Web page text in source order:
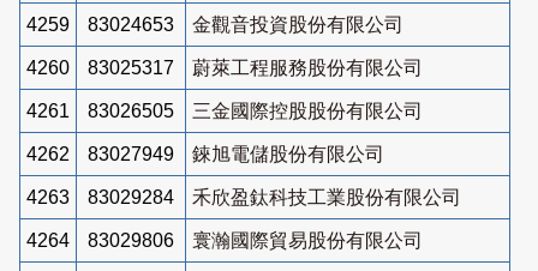
4259 83024653 金觀音投資股份有限公司
4260 83025317 蔚萊工程服務股份有限公司
4261 83026505 三金國際控股股份有限公司
4262 83027949 錸旭電儲股份有限公司
4263 83029284 禾欣盈鈦科技工業股份有限公司
4264 83029806 寰瀚國際貿易股份有限公司